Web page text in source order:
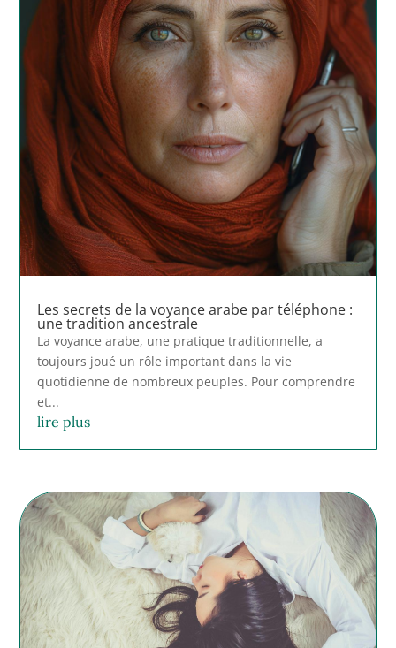
Les secrets de la voyance arabe par téléphone :
une tradition ancestrale
La voyance arabe, une pratique traditionnelle, a
toujours joué un rôle important dans la vie
quotidienne de nombreux peuples. Pour comprendre
et...
lire plus